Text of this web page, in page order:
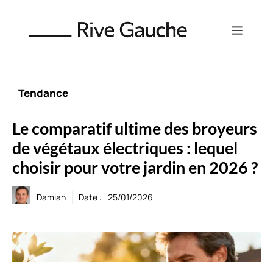
contenu
Menu
Tendance
Le comparatif ultime des broyeurs
de végétaux électriques : lequel
choisir pour votre jardin en 2026 ?
Damian Date : 25/01/2026